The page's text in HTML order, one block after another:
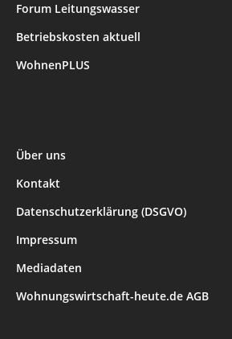
Forum Leitungswasser
Betriebskosten aktuell
WohnenPLUS
Über uns
Kontakt
Datenschutzerklärung (DSGVO)
Impressum
Mediadaten
Wohnungswirtschaft-heute.de AGB